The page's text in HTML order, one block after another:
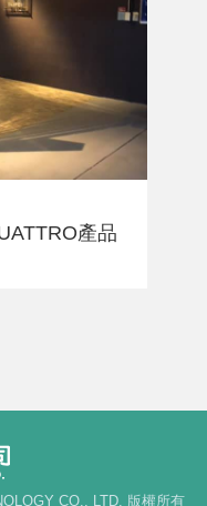
產品
CO., LTD. 版權所有